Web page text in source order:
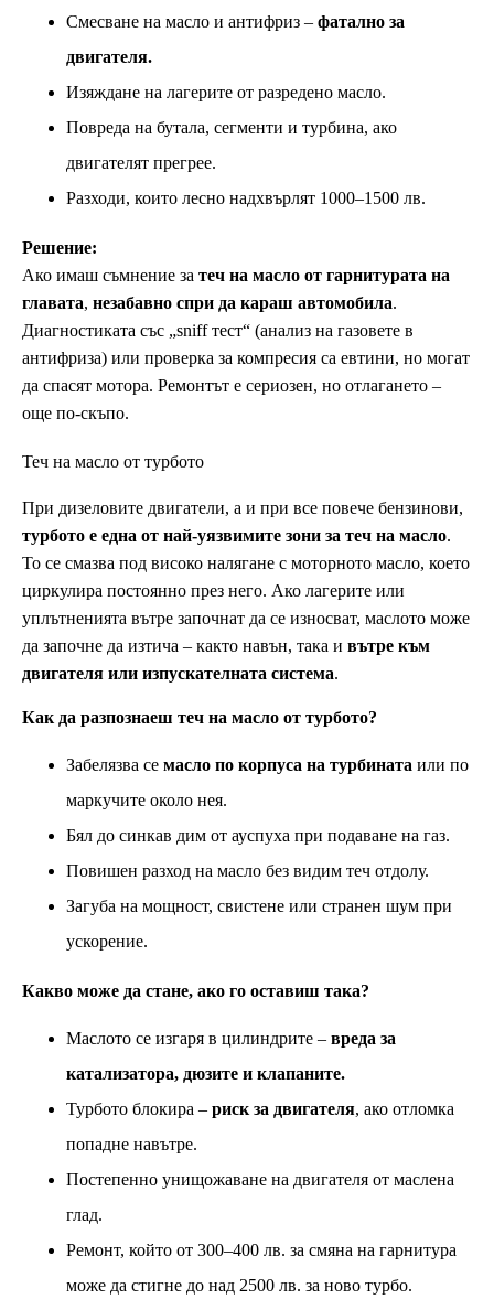
Смесване на масло и антифриз – фатално за
двигателя.
Изяждане на лагерите от разредено масло.
Повреда на бутала, сегменти и турбина, ако
двигателят прегрее.
Разходи, които лесно надхвърлят 1000–1500 лв.
Решение:
Ако имаш съмнение за теч на масло от гарнитурата на
главата, незабавно спри да караш автомобила.
Диагностиката със „sniff тест“ (анализ на газовете в
антифриза) или проверка за компресия са евтини, но могат
да спасят мотора. Ремонтът е сериозен, но отлагането –
още по-скъпо.
Теч на масло от турбото
При дизеловите двигатели, а и при все повече бензинови,
турбото е една от най-уязвимите зони за теч на масло.
То се смазва под високо налягане с моторното масло, което
циркулира постоянно през него. Ако лагерите или
уплътненията вътре започнат да се износват, маслото може
да започне да изтича – както навън, така и вътре към
двигателя или изпускателната система.
Как да разпознаеш теч на масло от турбото?
Забелязва се масло по корпуса на турбината или по
маркучите около нея.
Бял до синкав дим от ауспуха при подаване на газ.
Повишен разход на масло без видим теч отдолу.
Загуба на мощност, свистене или странен шум при
ускорение.
Какво може да стане, ако го оставиш така?
Маслото се изгаря в цилиндрите – вреда за
катализатора, дюзите и клапаните.
Турбото блокира – риск за двигателя, ако отломка
попадне навътре.
Постепенно унищожаване на двигателя от маслена
глад.
Ремонт, който от 300–400 лв. за смяна на гарнитура
може да стигне до над 2500 лв. за ново турбо.